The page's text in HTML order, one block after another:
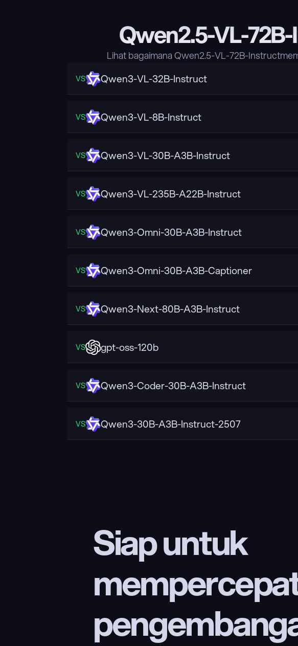
Qwen2.5-VL-
Lihat bagaimana Qwen2.5-VL-72B-
VS Qwen3-VL-32B-Instruct
VS Qwen3-VL-8B-Instruct
VS Qwen3-VL-30B-A3B-Instruct
VS Qwen3-VL-235B-A22B-Instruct
VS Qwen3-Omni-30B-A3B-Instruct
VS Qwen3-Omni-30B-A3B-Captioner
VS Qwen3-Next-80B-A3B-Instruct
VS gpt-oss-120b
VS Qwen3-Coder-30B-A3B-Instruct
VS Qwen3-30B-A3B-Instruct-2507
Siap untuk